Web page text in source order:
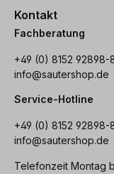
Kontakt
Fachberatung
+49 (0) 8152 92898-
info@sautershop.de
Service-Hotline
+49 (0) 8152 92898-
info@sautershop.de
Telefonzeit Montag